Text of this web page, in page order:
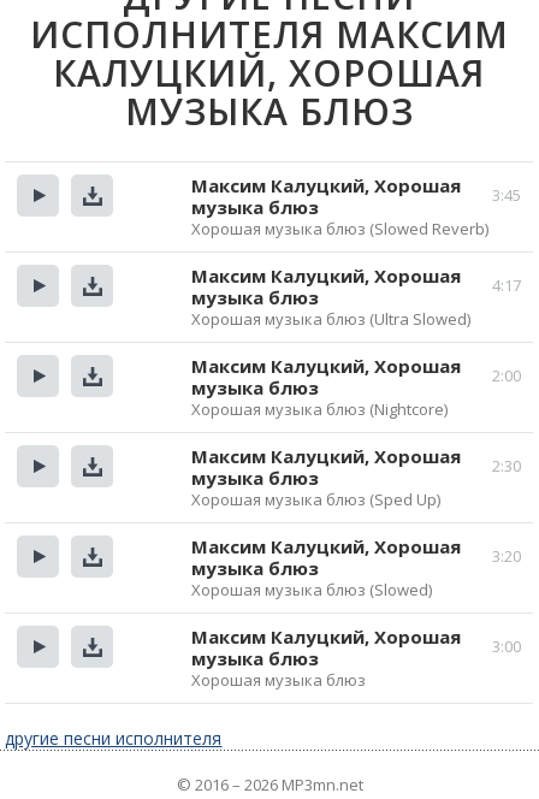
ИСПОЛНИТЕЛЯ МАКСИМ
КАЛУЦКИЙ, ХОРОШАЯ
МУЗЫКА БЛЮЗ
3:45
Максим Калуцкий, Хорошая
музыка блюз
Хорошая музыка блюз (Slowed Reverb)
4:17
Максим Калуцкий, Хорошая
музыка блюз
Хорошая музыка блюз (Ultra Slowed)
2:00
Максим Калуцкий, Хорошая
музыка блюз
Хорошая музыка блюз (Nightcore)
2:30
Максим Калуцкий, Хорошая
музыка блюз
Хорошая музыка блюз (Sped Up)
3:20
Максим Калуцкий, Хорошая
музыка блюз
Хорошая музыка блюз (Slowed)
3:00
Максим Калуцкий, Хорошая
музыка блюз
Хорошая музыка блюз
другие песни исполнителя
© 2016 – 2026 MP3mn.net